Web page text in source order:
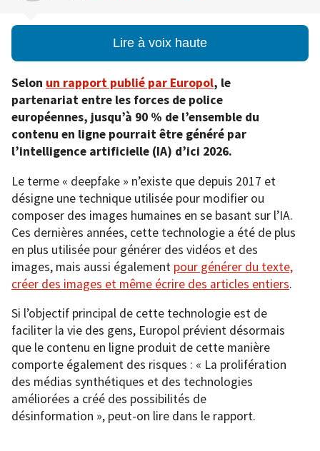
Lire à voix haute
Selon un rapport publié par Europol, le
partenariat entre les forces de police
européennes, jusqu’à 90 % de l’ensemble du
contenu en ligne pourrait être généré par
l’intelligence artificielle (IA) d’ici 2026.
Le terme « deepfake » n’existe que depuis 2017 et
désigne une technique utilisée pour modifier ou
composer des images humaines en se basant sur l’IA.
Ces dernières années, cette technologie a été de plus
en plus utilisée pour générer des vidéos et des
images, mais aussi également pour générer du texte,
créer des images et même écrire des articles entiers.
Si l’objectif principal de cette technologie est de
faciliter la vie des gens, Europol prévient désormais
que le contenu en ligne produit de cette manière
comporte également des risques : « La prolifération
des médias synthétiques et des technologies
améliorées a créé des possibilités de
désinformation », peut-on lire dans le rapport.